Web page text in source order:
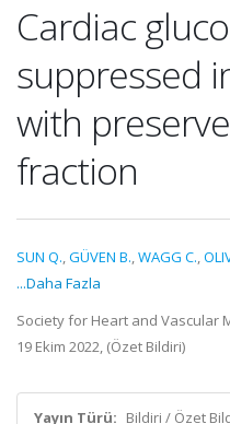
Cardiac
suppressed
with
fraction
SUN Q.,GÜVEN B.,WAGG C.,
...Daha Fazla
Society for Heart and Vascular
19 Ekim 2022, (Özet Bildiri)
Yayın Türü: Bildiri / Özet